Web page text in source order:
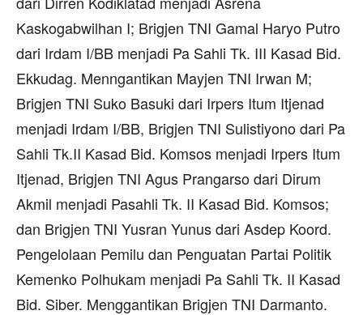
Kaskogabwilhan I; Brigjen TNI Gamal Haryo Putro
dari Irdam I/BB menjadi Pa Sahli Tk. III Kasad Bid.
Ekkudag. Menngantikan Mayjen TNI Irwan M;
Brigjen TNI Suko Basuki dari Irpers Itum Itjenad
menjadi Irdam I/BB, Brigjen TNI Sulistiyono dari Pa
Sahli Tk.II Kasad Bid. Komsos menjadi Irpers Itum
Itjenad, Brigjen TNI Agus Prangarso dari Dirum
Akmil menjadi Pasahli Tk. II Kasad Bid. Komsos;
dan Brigjen TNI Yusran Yunus dari Asdep Koord.
Pengelolaan Pemilu dan Penguatan Partai Politik
Kemenko Polhukam menjadi Pa Sahli Tk. II Kasad
Bid. Siber. Menggantikan Brigjen TNI Darmanto.